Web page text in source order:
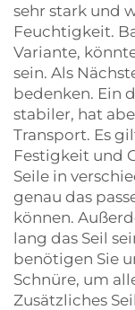
sehr stark und
Feuchtigkeit.
Variante,
sein. Als
bedenken. Ein
stabiler, hat
Transport. Es
Festigkeit und
Seile in
genau das
können.
lang das Seil
benötigen Sie
Schnüre, um
Zusätzliches